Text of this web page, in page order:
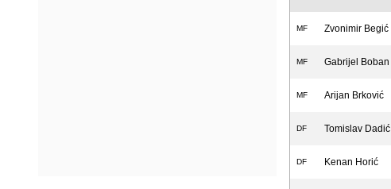
MF Zvonimir Begić
MF Gabrijel Boban
MF Arijan Brković
DF Tomislav Dadić
DF Kenan Horić